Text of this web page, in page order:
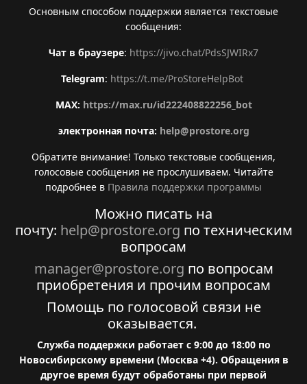
Основным способом поддержки является текстовые
сообщения:
Чат в браузере: https://jivo.chat/PdsSJWIRx7
Telegram: https://t.me/ProStoreHelpBot
MAX: https://max.ru/id222408822256_bot
электронная почта: help@prostore.org
Обратите внимание! Только текстовые сообщения,
голосовые сообщения не прослушиваем. Читайте
подробнее в Правила поддержки программы
Можно писать на
почту: help@prostore.org по техническим
вопросам
manager@prostore.org по вопросам
приобретения и прочим вопросам
Помощь по голосовой связи не
оказывается.
Служба поддержки работает с 9:00 до 18:00 по
Новосибирскому времени (Москва +4). Обращения в
другое время будут обработаны при первой